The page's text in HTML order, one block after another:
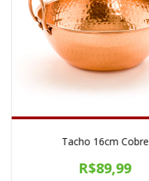
Tacho 16cm Cobre
R$89,99